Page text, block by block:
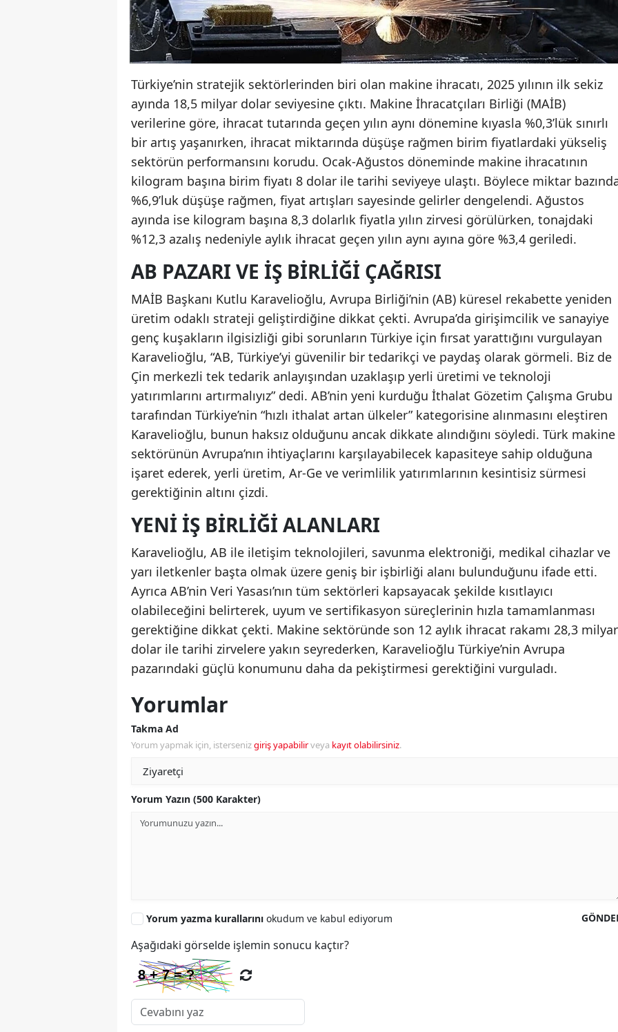
Türkiye’nin stratejik sektörlerinden biri olan makine ihracatı, 2025 yılının ilk sekiz
ayında 18,5 milyar dolar seviyesine çıktı. Makine İhracatçıları Birliği (MAİB)
verilerine göre, ihracat tutarında geçen yılın aynı dönemine kıyasla %0,3’lük sınırlı
bir artış yaşanırken, ihracat miktarında düşüşe rağmen birim fiyatlardaki yükseliş
sektörün performansını korudu. Ocak-Ağustos döneminde makine ihracatının
kilogram başına birim fiyatı 8 dolar ile tarihi seviyeye ulaştı. Böylece miktar
%6,9’luk düşüşe rağmen, fiyat artışları sayesinde gelirler dengelendi. Ağustos
ayında ise kilogram başına 8,3 dolarlık fiyatla yılın zirvesi görülürken, tonajdaki
%12,3 azalış nedeniyle aylık ihracat geçen yılın aynı ayına göre %3,4 geriledi.
AB PAZARI VE IŞ BIRLIĞI ÇAĞRISI
MAİB Başkanı Kutlu Karavelioğlu, Avrupa Birliği’nin (AB) küresel rekabette yeniden
üretim odaklı strateji geliştirdiğine dikkat çekti. Avrupa’da girişimcilik ve sanayiye
genç kuşakların ilgisizliği gibi sorunların Türkiye için fırsat yarattığını vurgulayan
Karavelioğlu, “AB, Türkiye’yi güvenilir bir tedarikçi ve paydaş olarak görmeli. Biz de
Çin merkezli tek tedarik anlayışından uzaklaşıp yerli üretimi ve teknoloji
yatırımlarını artırmalıyız” dedi. AB’nin yeni kurduğu İthalat Gözetim Çalışma Grubu
tarafından Türkiye’nin “hızlı ithalat artan ülkeler” kategorisine alınmasını eleştiren
Karavelioğlu, bunun haksız olduğunu ancak dikkate alındığını söyledi. Türk makine
sektörünün Avrupa’nın ihtiyaçlarını karşılayabilecek kapasiteye sahip olduğuna
işaret ederek, yerli üretim, Ar-Ge ve verimlilik yatırımlarının kesintisiz sürmesi
gerektiğinin altını çizdi.
YENI IŞ BIRLIĞI ALANLARI
Karavelioğlu, AB ile iletişim teknolojileri, savunma elektroniği, medikal cihazlar ve
yarı iletkenler başta olmak üzere geniş bir işbirliği alanı bulunduğunu ifade etti.
Ayrıca AB’nin Veri Yasası’nın tüm sektörleri kapsayacak şekilde kısıtlayıcı
olabileceğini belirterek, uyum ve sertifikasyon süreçlerinin hızla tamamlanması
gerektiğine dikkat çekti. Makine sektöründe son 12 aylık ihracat rakamı 28,3 milyar
dolar ile tarihi zirvelere yakın seyrederken, Karavelioğlu Türkiye’nin Avrupa
pazarındaki güçlü konumunu daha da pekiştirmesi gerektiğini vurguladı.
Yorumlar
Takma Ad
Yorum yapmak için, istersenizgiriş yapabilirveya kayıt olabilirsiniz.
Yorum Yazın (500 Karakter)
Yorum yazma kurallarını okudum ve kabul ediyorum
Aşağıdaki görselde işlemin sonucu kaçtır?